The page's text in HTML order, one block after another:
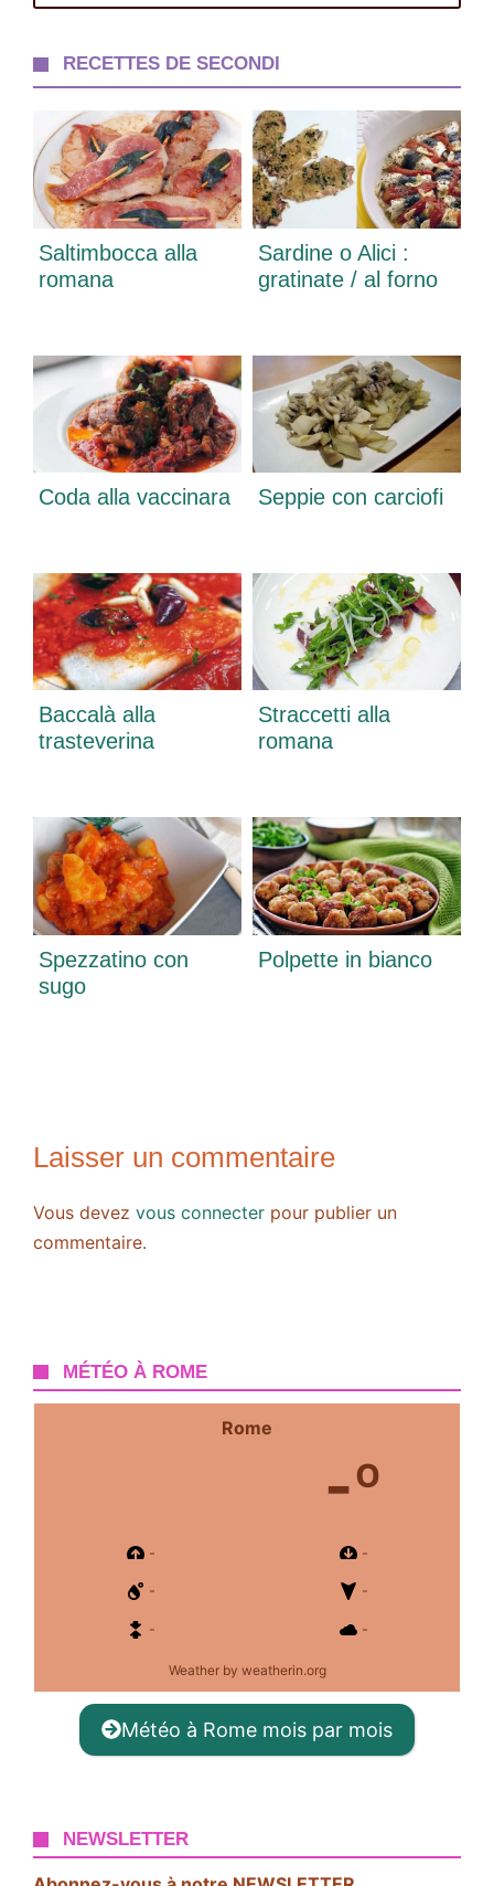
RECETTES DE SECONDI
Saltimbocca alla
romana
Sardine o Alici :
gratinate / al forno
Coda alla vaccinara Seppie con carciofi
Baccalà alla
trasteverina
Straccetti alla
romana
Spezzatino con
sugo
Polpette in bianco
Laisser un commentaire
Vous devez vous connecter pour publier un
commentaire.
MÉTÉO À ROME
Rome
-º
- -
- -
- -
Weatherby weatherin.org
Météo à Rome mois par mois
NEWSLETTER